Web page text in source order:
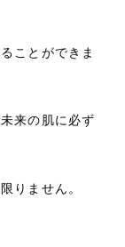
ことができま
来の肌に必ず
りません。